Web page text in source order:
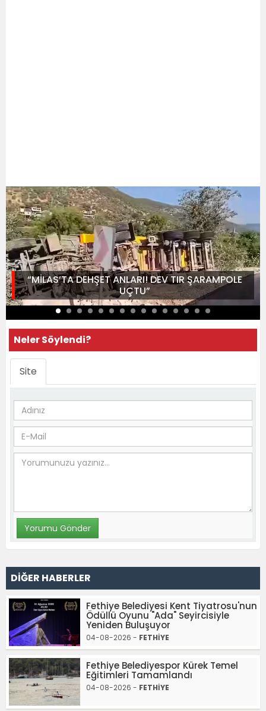
“MİLAS’TA DEHŞET ANLARI! DEV TIR ŞARAMPOLE
UÇTU”
Neler Söylendi?
Site
DİĞER HABERLER
Fethiye Belediyesi Kent Tiyatrosu'nun
Ödüllü Oyunu "Ada" Seyircisiyle
Yeniden Buluşuyor
04-08-2026 - FETHİYE
Fethiye Belediyespor Kürek Temel
Eğitimleri Tamamlandı
04-08-2026 - FETHİYE